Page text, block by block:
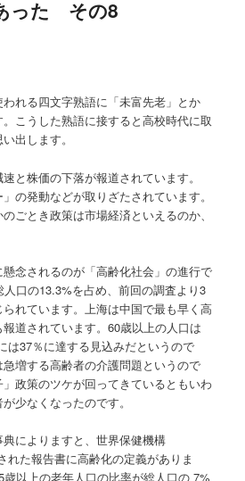
った その8
れる四文字熟語に「未富先老」とか
。こうした熟語に接すると高校時代に取
出します。
と株価の下落が報道されています。
の発動などが取りざたされています。
ごとき政策は市場経済といえるのか、
念されるのが「高齢化社会」の進行で
口の13.3%を占め、前回の調査より3
れています。上海は中国で最も早く高
道されています。60歳以上の人口は
は37％に達する見込みだというので
増する高齢者の介護問題というので
政策のツケが回ってきているともいわ
少なくなったのです。
によりますと、世界保健機構
れた報告書に高齢化の定義がありま
以上の老年人口の比率が総人口の 7%